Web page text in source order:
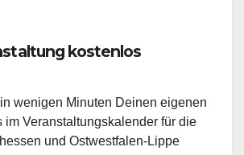
kostenlos
wenigen Minuten Deinen eigenen
im Veranstaltungskalender für die
und Ostwestfalen-Lippe